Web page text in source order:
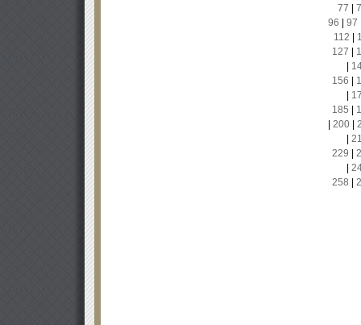
77
96
97
112
127
156
185
200|
229
258